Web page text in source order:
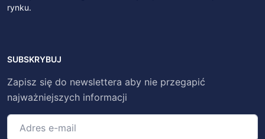
rynku.
SUBSKRYBUJ
Zapisz się do newslettera aby nie przegapić
najważniejszych informacji